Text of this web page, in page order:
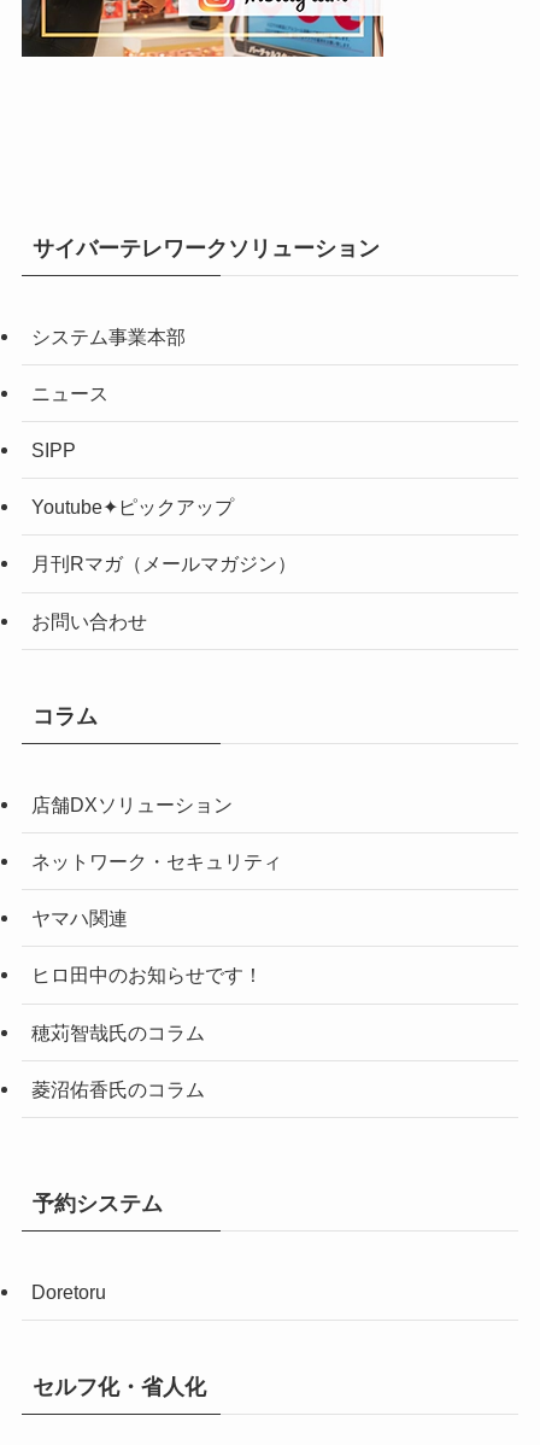
サイバーテレワークソリューション
システム事業本部
ニュース
SIPP
Youtube✦ピックアップ
月刊Rマガ（メールマガジン）
お問い合わせ
コラム
店舗DXソリューション
ネットワーク・セキュリティ
ヤマハ関連
ヒロ田中のお知らせです！
穂苅智哉氏のコラム
菱沼佑香氏のコラム
予約システム
Doretoru
セルフ化・省人化